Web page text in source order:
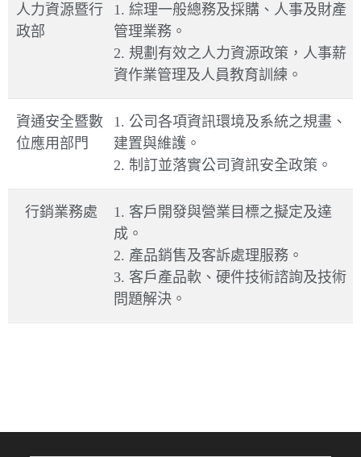
人力資源暨行
政部
1. 綜理一般總務及採購、人事及財產
管理業務。
2. 規劃有效之人力資源政策，人事薪
資作業管理及人員教育訓練。
資通安全暨數
位應用部門
1. 公司各項資訊環境及系統之規畫、
建置與維護。
2. 制訂並落實公司資訊安全政策。
行銷業務處
1. 客戶開發與營業目標之擬定及達
成。
2. 產品銷售及客訴處理服務。
3. 客戶產品軟、硬件技術諮詢及技術
問題解決。